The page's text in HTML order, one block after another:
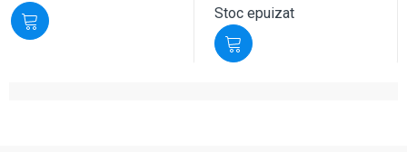
Stoc epuizat